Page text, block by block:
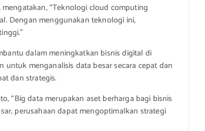
“Teknologi cloud computing
Dengan menggunakan teknologi ini,
dalam meningkatkan bisnis digital di
menganalisis data besar secara cepat dan
dan strategis.
“Big data merupakan aset berharga bagi bisnis
perusahaan dapat mengoptimalkan strategi